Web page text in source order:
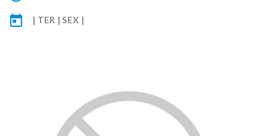
| TER | SEX |